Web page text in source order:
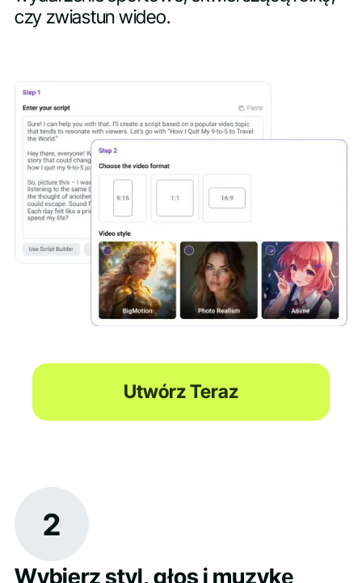
czy zwiastun wideo.
Utwórz Teraz
2
Wybierz styl, głos i muzykę